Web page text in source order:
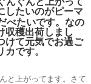
したいのがピーマ
べたいです。なの
収穫出荷しまし
けて元気でお過ご
です。
と上がってます。さて